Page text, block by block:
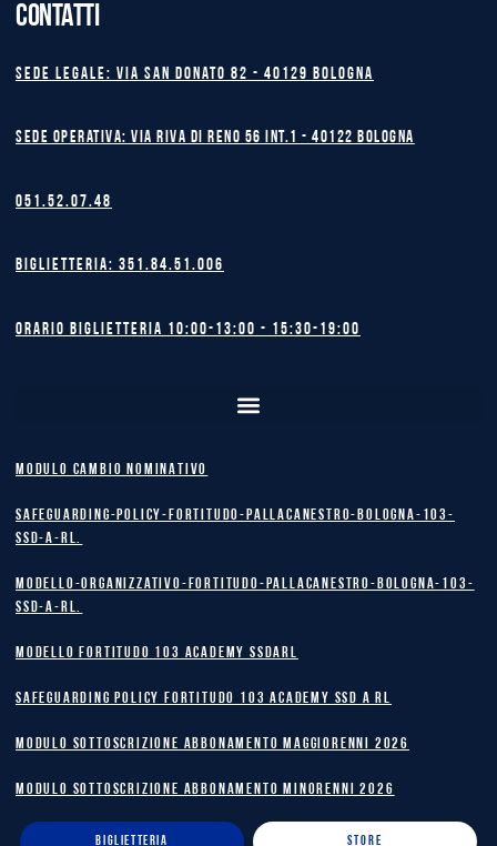
CONTATTI
Sede legale: Via San Donato 82 - 40129 BOLOGNA
Sede operativa: Via Riva di Reno 56 int.1 - 40122 BOLOGNA
051.52.07.48
Biglietteria: 351.84.51.006
Orario biglietteria 10:00-13:00 - 15:30-19:00
MODULO CAMBIO NOMINATIVO
safeguarding-policy-Fortitudo-Pallacanestro-Bologna-103-
SSD-A-RL.
Modello-Organizzativo-Fortitudo-Pallacanestro-Bologna-103-
SSD-A-RL.
MODELLO FORTITUDO 103 ACADEMY SSDARL
safeguarding policy Fortitudo 103 Academy SSD A RL
MODULO SOTTOSCRIZIONE ABBONAMENTO MAGGIORENNI 2026
MODULO SOTTOSCRIZIONE ABBONAMENTO MINORENNI 2026
BIGLIETTERIA STORE